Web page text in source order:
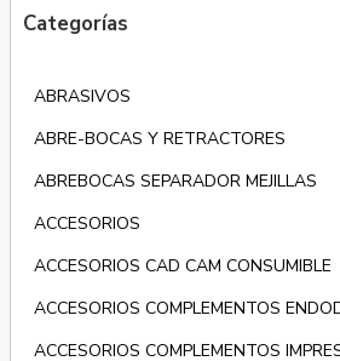
Categorías
ABRASIVOS
ABRE-BOCAS Y RETRACTORES
ABREBOCAS SEPARADOR MEJILLAS
ACCESORIOS
ACCESORIOS CAD CAM CONSUMIBLE
ACCESORIOS COMPLEMENTOS
ACCESORIOS COMPLEMENTOS